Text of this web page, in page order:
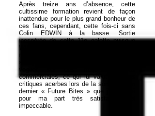
Après treize ans d’absence, cette
cultissime formation revient de façon
inattendue pour le plus grand bonheur de
ces fans, cependant, cette fois-ci sans
Colin EDWIN à la basse. Sortie
inespérée de cette 11e galette puisque
WILSON, fort de ses succès, semblait
son penchant Prog aux oubliettes pour
voguer sur des fréquences plus
commerciales, ce qui lui valut quelques
critiques acerbes lors de la sortie de son
dernier « Future Bites » que j’ai trouvé
pour ma part très satisfaisant et
impeccable.